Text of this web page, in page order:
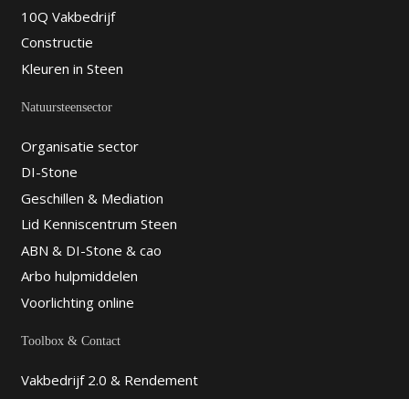
10Q Vakbedrijf
Constructie
Kleuren in Steen
Natuursteensector
Organisatie sector
DI-Stone
Geschillen & Mediation
Lid Kenniscentrum Steen
ABN & DI-Stone & cao
Arbo hulpmiddelen
Voorlichting online
Toolbox & Contact
Vakbedrijf 2.0 & Rendement